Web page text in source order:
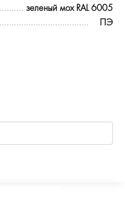
зеленый мох RAL 6005
ПЭ